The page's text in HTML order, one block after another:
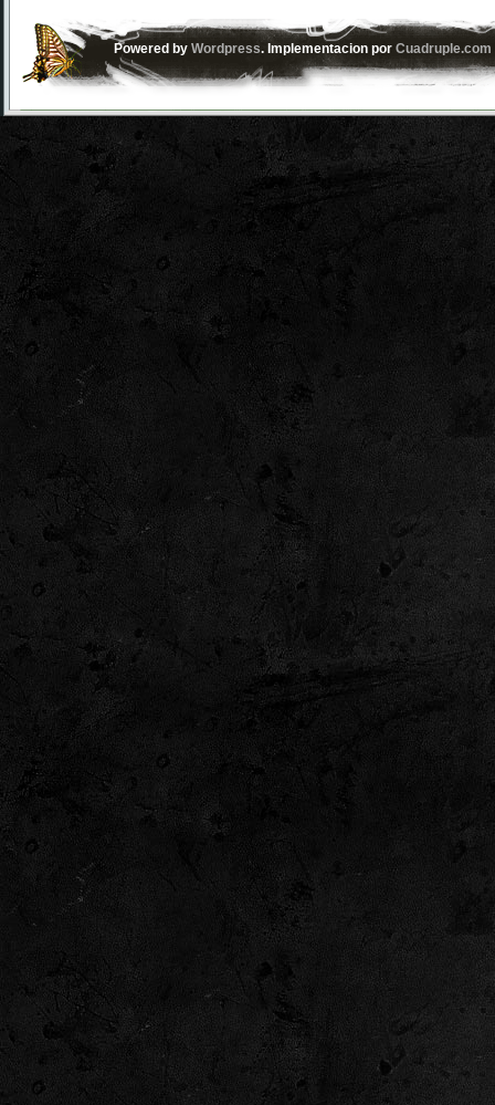
Powered byWordpress. Implementacion porCuadruple.com